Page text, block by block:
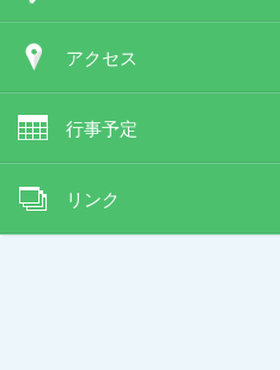
アクセス
行事予定
リンク